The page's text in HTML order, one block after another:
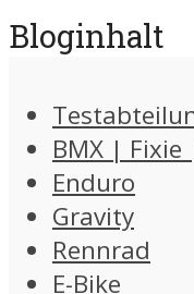
Bloginhalt
BMX | Fixie
Enduro
Gravity
Rennrad
E-Bike